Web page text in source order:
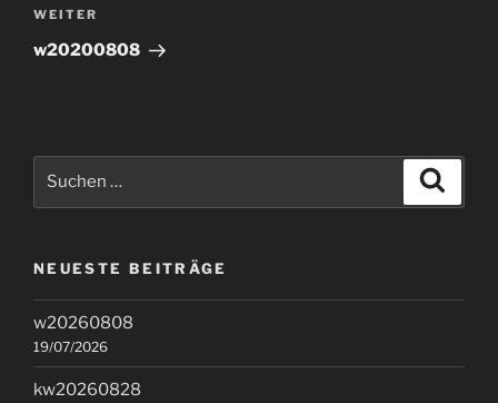
Nächster
Beitrag
WEITER
w20200808
NEUESTE BEITRÄGE
w20260808
19/07/2026
kw20260828